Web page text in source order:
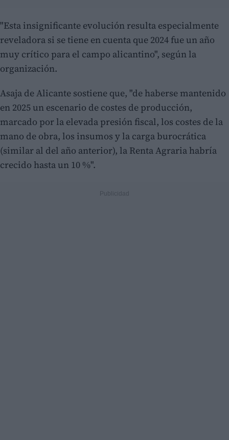
"Esta insignificante evolución resulta especialmente
reveladora si se tiene en cuenta que 2024 fue un año
muy crítico para el campo alicantino", según la
organización.
Asaja de Alicante sostiene que, "de haberse mantenido
en 2025 un escenario de costes de producción,
marcado por la elevada presión fiscal, los costes de la
mano de obra, los insumos y la carga burocrática
(similar al del año anterior), la Renta Agraria habría
crecido hasta un 10 %".